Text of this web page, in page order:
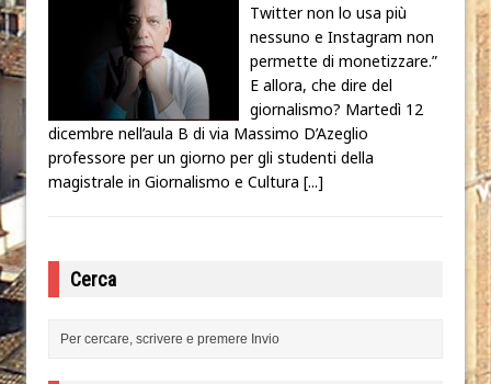
Twitter non lo usa più
nessuno e Instagram non
permette di monetizzare.”
E allora, che dire del
giornalismo? Martedì 12
dicembre nell’aula B di via Massimo D’Azeglio
professore per un giorno per gli studenti della
magistrale in Giornalismo e Cultura [...]
Cerca